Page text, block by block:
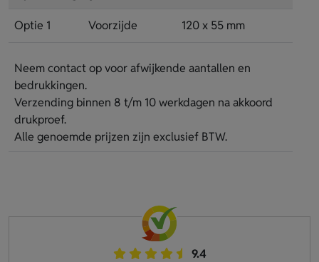
Optie 1 Voorzijde 120 x 55 mm
Neem contact op voor afwijkende aantallen en
bedrukkingen.
Verzending binnen 8 t/m 10 werkdagen na akkoord
drukproef.
Alle genoemde prijzen zijn exclusief BTW.
9.4